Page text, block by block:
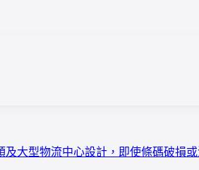
大型物流中心設計，即使條碼破損